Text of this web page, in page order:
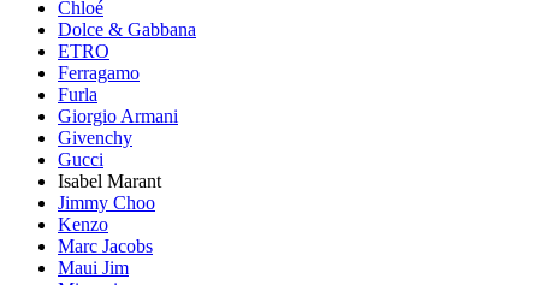
Chloé
Dolce & Gabbana
ETRO
Ferragamo
Furla
Giorgio Armani
Givenchy
Gucci
Isabel Marant
Jimmy Choo
Kenzo
Marc Jacobs
Maui Jim